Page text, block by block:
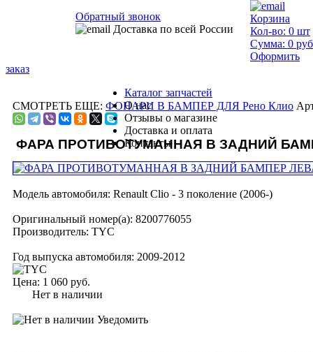
СМОТРЕТЬ ЕЩЕ: ФОНАРИ В БАМПЕР ДЛЯ Рено Клио
ФАРА ПРОТИВОТУМАННАЯ В ЗАДНИЙ
Модель автомобиля: Renault Clio - 3 поколение (2006-)
Оригинальный номер(а): 8200776055
Производитель: TYC
Год выпуска автомобиля: 2009-2012
Цена: 1 060 руб.
Нет в наличии
Уведомить
Обратный звонок
Доставка по всей России
Корзина
Кол-во: 0 шт
Сумма: 0
Оформить
заказ
Каталог запчастей
О нас
Отзывы о магазине
Доставка и оплата
Контакты